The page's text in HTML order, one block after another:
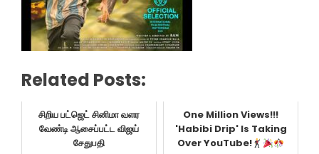
Related Posts:
சிறிய பட்ஜெட் சினிமா வளர
வேண்டி ஆசைப்பட்ட விஜய்
சேதுபதி
One Million Views!!!
'Habibi Drip' Is Taking
Over YouTube!